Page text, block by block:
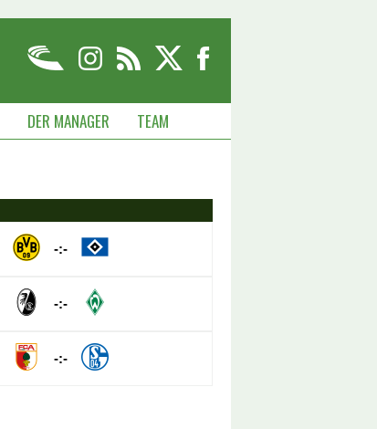
DER MANAGER TEAM
-:-
-:-
-:-